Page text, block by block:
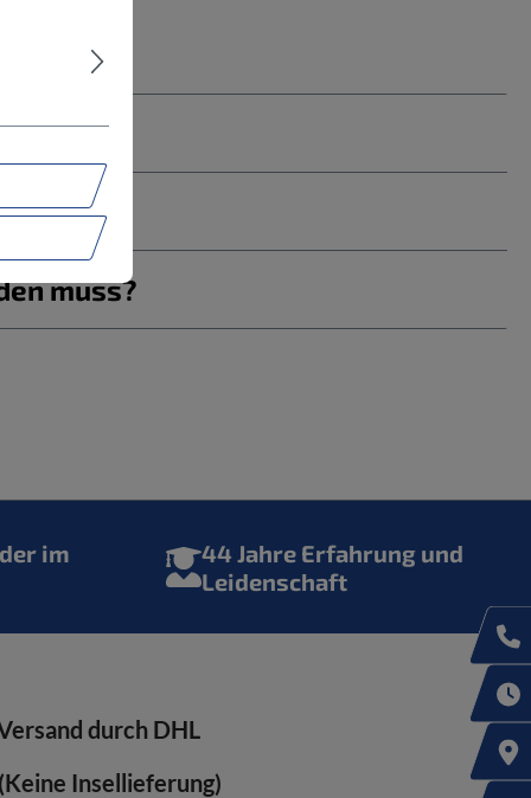
muss?
im
44 Jahre Erfahrung und
Leidenschaft
durch DHL
Insellieferung)